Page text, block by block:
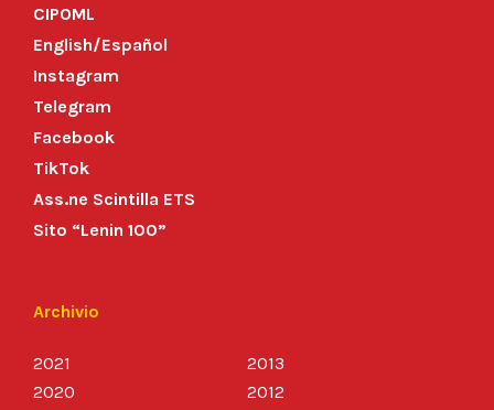
CIPOML
English/Español
Instagram
Telegram
Facebook
TikTok
Ass.ne Scintilla ETS
Sito “Lenin 100”
Archivio
2021
2020
2013
2012